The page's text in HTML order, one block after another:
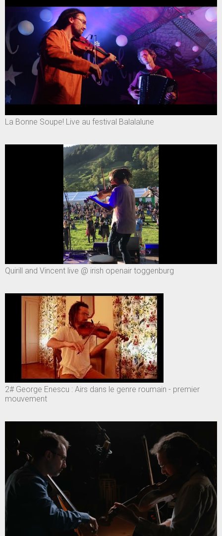
La Bonne Soupe! Live au festival Balalalune
Quirill and Vincent live @ irish openair toggenburg
2# George Enescu : Airs dans le genre roumain - premier
mouvement